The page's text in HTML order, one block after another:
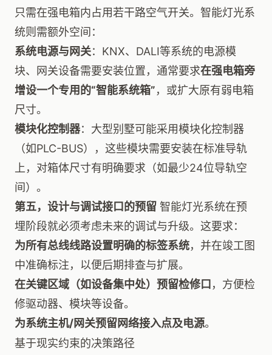
只需在强电箱内占用若干路空气开关。智能灯光系
统则需额外空间：
系统电源与网关：KNX、DALI等系统的电源模
块、网关设备需要安装位置，通常要求在强电箱旁
增设一个专用的“智能系统箱”，或扩大原有弱电箱
尺寸。
模块化控制器：大型别墅可能采用模块化控制器
（如PLC-BUS），这些模块需要安装在标准导轨
上，对箱体尺寸有明确要求（如最少24位导轨空
间）。
第五，设计与调试接口的预留 智能灯光系统在预
埋阶段就必须考虑未来的调试与升级。这要求：
为所有总线线路设置明确的标签系统，并在竣工图
中准确标注，以便后期排查与扩展。
在关键区域（如设备集中处）预留检修口 ，方便检
修驱动器、模块等设备。
为系统主机/网关预留网络接入点及电源。
基于现实约束的决策路径